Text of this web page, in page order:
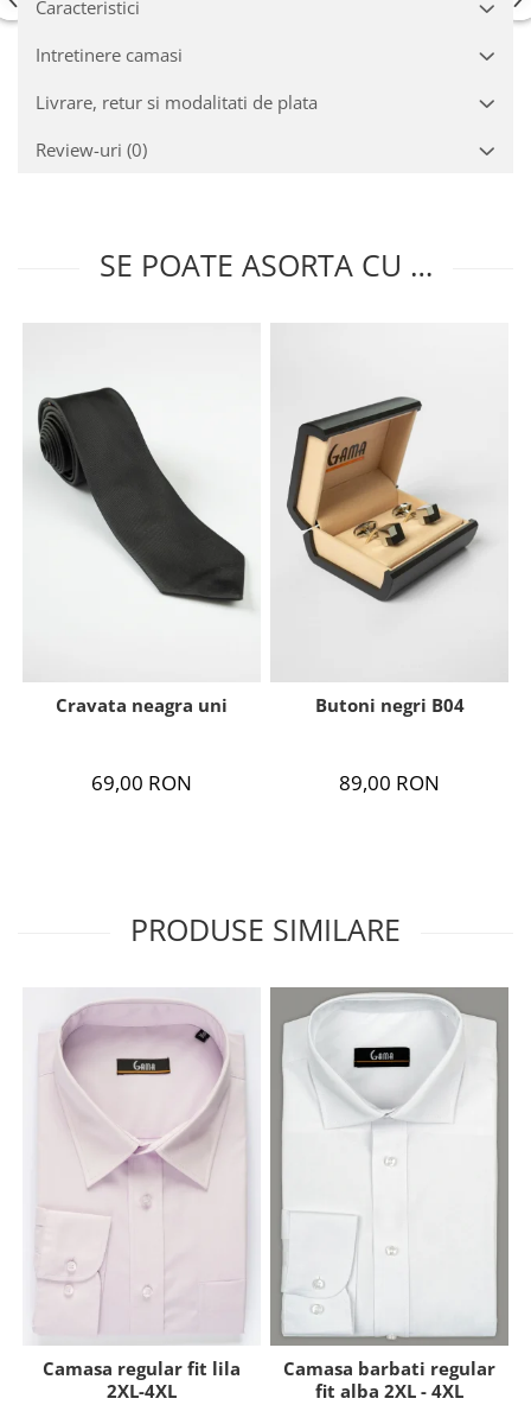
Caracteristici
Intretinere camasi
Livrare, retur si modalitati de plata
Review-uri (0)
SE POATE ASORTA CU …
Cravata neagra uni
69,00 RON
Butoni negri B04
89,00 RON
PRODUSE SIMILARE
Camasa regular fit lila
2XL-4XL
Camasa barbati regular
fit alba 2XL - 4XL